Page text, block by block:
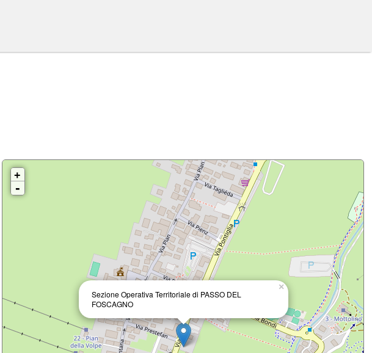
×
Sezione Operativa Territoriale di PASSO DEL
FOSCAGNO
+
-